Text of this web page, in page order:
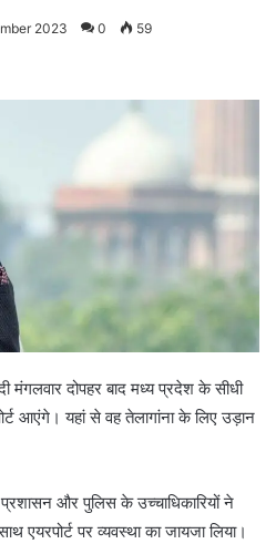
2023 0 59
मंगलवार दोपहर बाद मध्य प्रदेश के सीधी
आएंगे। यहां से वह तेलागांना के लिए उड़ान
और पुलिस के उच्चाधिकारियों ने
एयरपोर्ट पर व्यवस्था का जायजा लिया।